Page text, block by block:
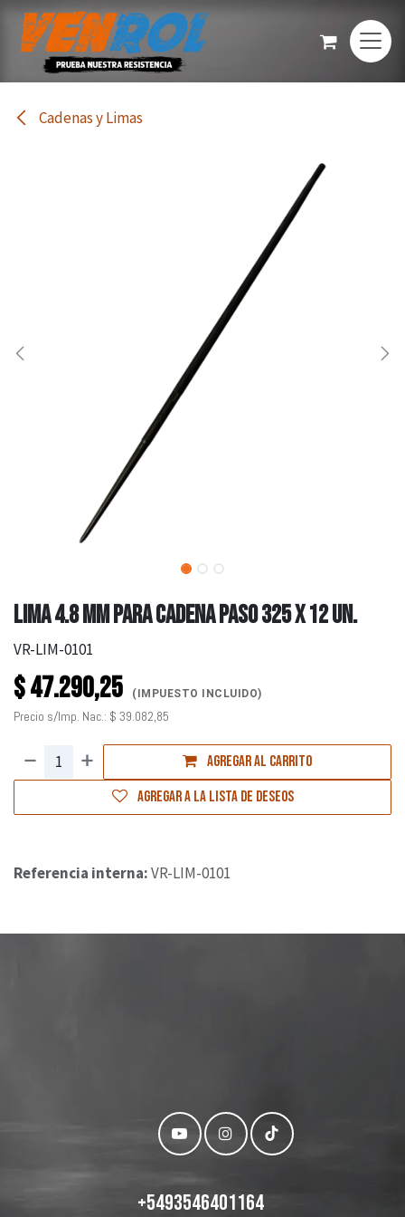
Ir al contenido
Cadenas y Limas
LIMA 4.8 MM PARA CADENA PASO 325 X 12 UN.
VR-LIM-0101
$47.290,25 (IMPUESTO INCLUIDO)
Precio s/Imp. Nac.: $ 39.082,85
Agregar al carrito
Agregar a la lista de deseos
Referencia interna:VR-LIM-0101
+5493546401164